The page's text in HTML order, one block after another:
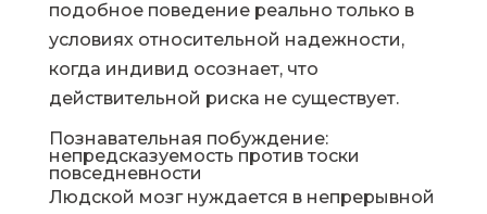
подобное поведение реально только в
условиях относительной надежности,
когда индивид осознает, что
действительной риска не существует.
Познавательная побуждение:
непредсказуемость против тоски
повседневности
Людской мозг нуждается в непрерывной